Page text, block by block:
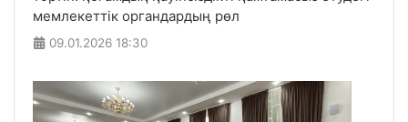
мемлекеттік органдардың рөл
09.01.2026 18:30